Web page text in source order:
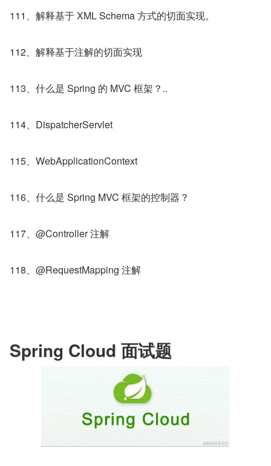
111、解释基于 XML Schema 方式的切面实现。
112、解释基于注解的切面实现
113、什么是 Spring 的 MVC 框架？..
114、DispatcherServlet
115、WebApplicationContext
116、什么是 Spring MVC 框架的控制器？
117、@Controller 注解
118、@RequestMapping 注解
Spring Cloud 面试题